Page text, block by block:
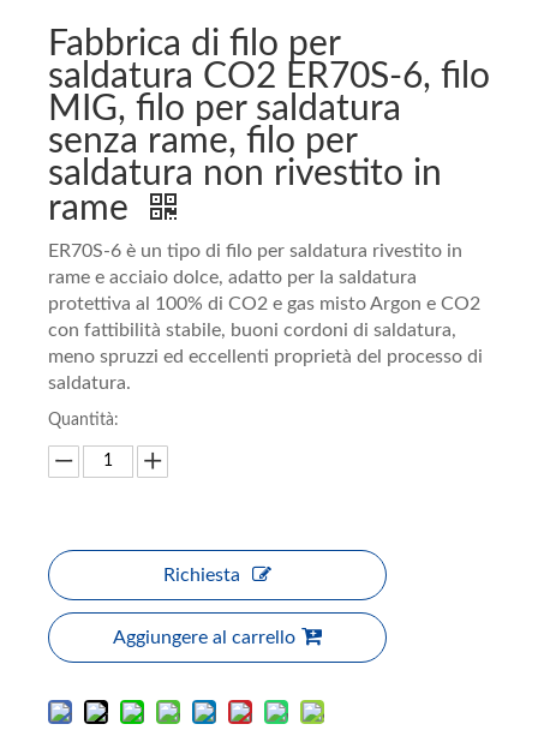
Fabbrica di filo per
saldatura CO2 ER70S-6, filo
MIG, filo per saldatura
senza rame, filo per
saldatura non rivestito in
rame
ER70S-6 è un tipo di filo per saldatura rivestito in
rame e acciaio dolce, adatto per la saldatura
protettiva al 100% di CO2 e gas misto Argon e CO2
con fattibilità stabile, buoni cordoni di saldatura,
meno spruzzi ed eccellenti proprietà del processo di
saldatura.
Quantità:
Richiesta
Aggiungere al carrello